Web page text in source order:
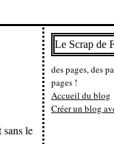
le
Le Scrap de
des pages, des
pages !
Accueil du blog
Créer un blog